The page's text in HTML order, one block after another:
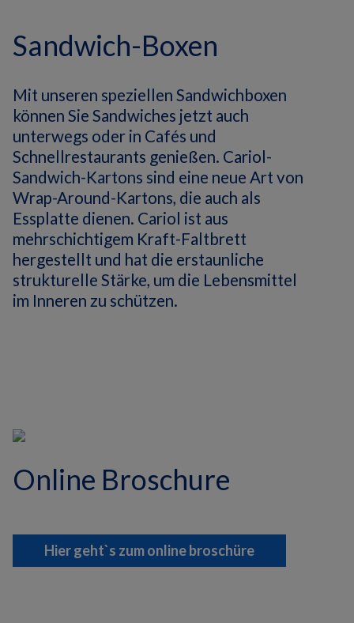
Sandwich-Boxen
Mit unseren speziellen Sandwichboxen
können Sie Sandwiches jetzt auch
unterwegs oder in Cafés und
Schnellrestaurants genießen. Cariol-
Sandwich-Kartons sind eine neue Art von
Wrap-Around-Kartons, die auch als
Essplatte dienen. Cariol ist aus
mehrschichtigem Kraft-Faltbrett
hergestellt und hat die erstaunliche
strukturelle Stärke, um die Lebensmittel
im Inneren zu schützen.
Online Broschure
Hier geht`s zum online broschüre